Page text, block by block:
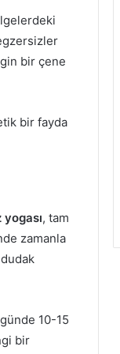
bir çene
bir fayda
yogası, tam
zamanla
10-15
bir